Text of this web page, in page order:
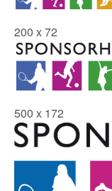
200 x 72
500 x 172